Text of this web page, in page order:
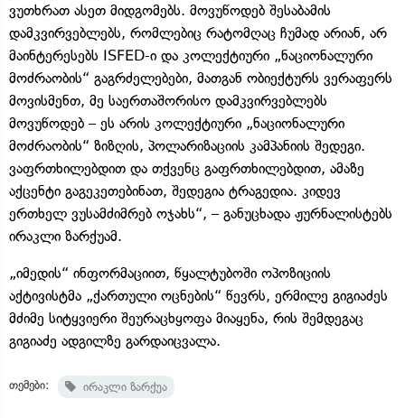
ვუთხრათ ასეთ მიდგომებს. მოვუწოდებ შესაბამის
დამკვირვებლებს, რომლებიც რატომღაც ჩუმად არიან, არ
მაინტერესებს ISFED-ი და კოლექტიური „ნაციონალური
მოძრაობის“ გაგრძელებები, მათგან ობიექტურს ვერაფერს
მოვისმენთ, მე საერთაშორისო დამკვირვებლებს
მოვუწოდებ – ეს არის კოლექტიური „ნაციონალური
მოძრაობის“ ზიზღის, პოლარიზაციის კამპანიის შედეგი.
ვაფრთხილებდით და თქვენც გაფრთხილებდით, ამაზე
აქცენტი გაგეკეთებინათ, შედეგია ტრაგედია. კიდევ
ერთხელ ვუსამძიმრებ ოჯახს“, – განუცხადა ჟურნალისტებს
ირაკლი ზარქუამ.
„იმედის“ ინფორმაციით, წყალტუბოში ოპოზიციის
აქტივისტმა „ქართული ოცნების“ წევრს, ერმილე გიგიაძეს
მძიმე სიტყვიერი შეურაცხყოფა მიაყენა, რის შემდეგაც
გიგიაძე ადგილზე გარდაიცვალა.
თემები: ირაკლი ზარქუა